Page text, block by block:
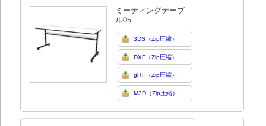
ミーティングテーブ
ル05
3DS（Zip圧縮）
DXF（Zip圧縮）
glTF（Zip圧縮）
M3D（Zip圧縮）